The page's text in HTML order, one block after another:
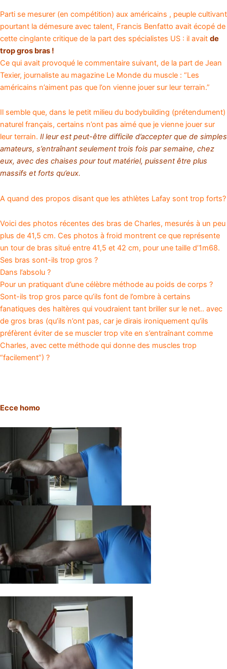
Parti se mesurer (en compétition) aux américains , peuple cultivant
pourtant la démesure avec talent, Francis Benfatto avait écopé de
cette cinglante critique de la part des spécialistes US : il avait de
trop gros bras !
Ce qui avait provoqué le commentaire suivant, de la part de Jean
Texier, journaliste au magazine Le Monde du muscle : “Les
américains n’aiment pas que l’on vienne jouer sur leur terrain.”
Il semble que, dans le petit milieu du bodybuilding (prétendument)
naturel français, certains n’ont pas aimé que je vienne jouer sur
leur terrain. Il leur est peut-être difficile d’accepter que de simples
amateurs, s’entraînant seulement trois fois par semaine, chez
eux, avec des chaises pour tout matériel, puissent être plus
massifs et forts qu’eux.
A quand des propos disant que les athlètes Lafay sont trop forts?
Voici des photos récentes des bras de Charles, mesurés à un peu
plus de 41,5 cm. Ces photos à froid montrent ce que représente
un tour de bras situé entre 41,5 et 42 cm, pour une taille d’1m68.
Ses bras sont-ils trop gros ?
Dans l’absolu ?
Pour un pratiquant d’une célèbre méthode au poids de corps ?
Sont-ils trop gros parce qu’ils font de l’ombre à certains
fanatiques des haltères qui voudraient tant briller sur le net.. avec
de gros bras (qu’ils n’ont pas, car je dirais ironiquement qu’ils
préfèrent éviter de se muscler trop vite en s’entraînant comme
Charles, avec cette méthode qui donne des muscles trop
“facilement”) ?
Ecce homo